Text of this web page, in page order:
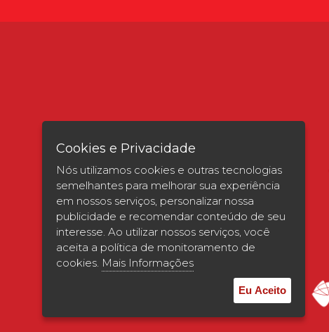
Verificada por
Cookies e Privacidade
Nós utilizamos cookies e outras tecnologias
semelhantes para melhorar sua experiência
em nossos serviços, personalizar nossa
publicidade e recomendar conteúdo de seu
interesse. Ao utilizar nossos serviços, você
aceita a política de monitoramento de
cookies. Mais Informações
Eu Aceito